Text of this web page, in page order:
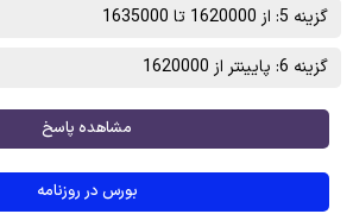
گزینه 5: از 1620000 تا 1635000
گزینه 6: پایینتر از 1620000
مشاهده پاسخ
بورس در روزنامه